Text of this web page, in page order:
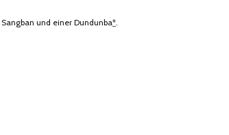
und einer Dundunba*.